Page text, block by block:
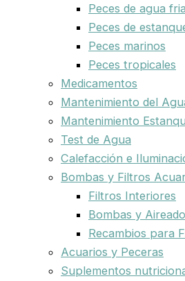
Peces de agua fria
Peces de
Peces marinos
Peces tropicales
Medicamentos
Mantenimiento del
Mantenimiento
Test de Agua
Calefacción e
Bombas y Filtros
Filtros Interiores
Bombas y
Recambios para
Acuarios y Peceras
Suplementos